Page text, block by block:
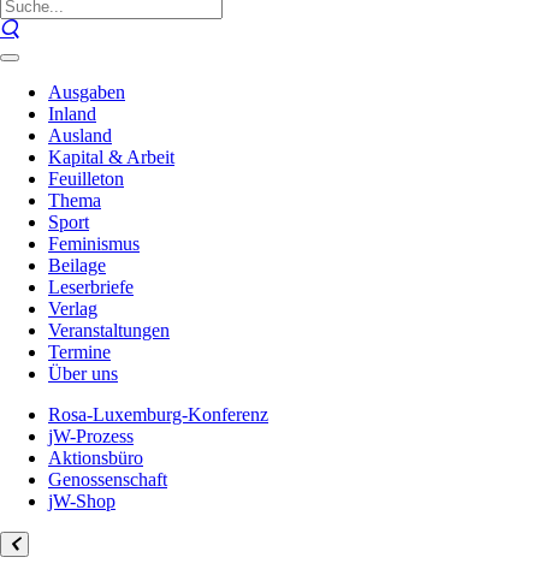
Ausgaben
Inland
Ausland
Kapital & Arbeit
Feuilleton
Thema
Sport
Feminismus
Beilage
Leserbriefe
Verlag
Veranstaltungen
Termine
Über uns
Rosa-Luxemburg-Konferenz
jW-Prozess
Aktionsbüro
Genossenschaft
jW-Shop